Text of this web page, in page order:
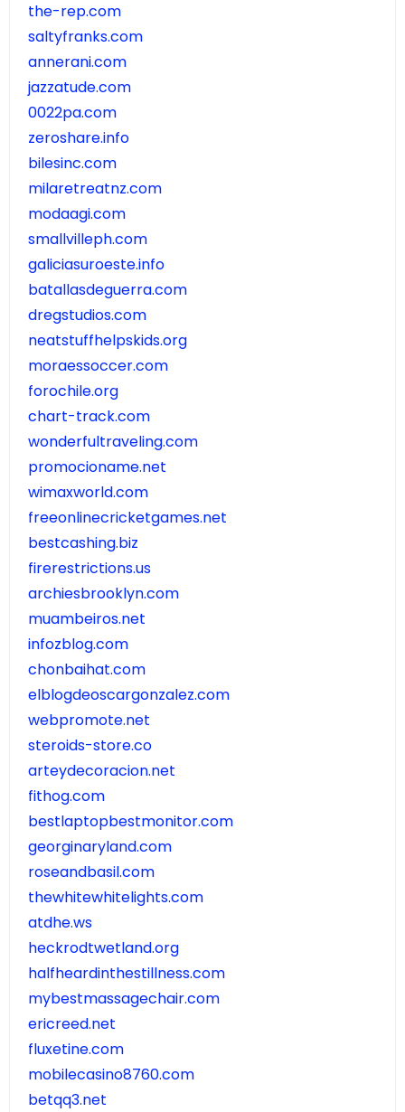
the-rep.com
saltyfranks.com
annerani.com
jazzatude.com
0022pa.com
zeroshare.info
bilesinc.com
milaretreatnz.com
modaagi.com
smallvilleph.com
galiciasuroeste.info
batallasdeguerra.com
dregstudios.com
neatstuffhelpskids.org
moraessoccer.com
forochile.org
chart-track.com
wonderfultraveling.com
promocioname.net
wimaxworld.com
freeonlinecricketgames.net
bestcashing.biz
firerestrictions.us
archiesbrooklyn.com
muambeiros.net
infozblog.com
chonbaihat.com
elblogdeoscargonzalez.com
webpromote.net
steroids-store.co
arteydecoracion.net
fithog.com
bestlaptopbestmonitor.com
georginaryland.com
roseandbasil.com
thewhitewhitelights.com
atdhe.ws
heckrodtwetland.org
halfheardinthestillness.com
mybestmassagechair.com
ericreed.net
fluxetine.com
mobilecasino8760.com
betqq3.net